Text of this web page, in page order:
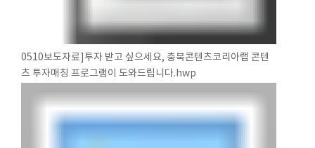
0510보도자료]투자 받고 싶으세요, 충북콘텐츠코리아랩 콘텐
츠 투자매칭 프로그램이 도와드립니다.hwp